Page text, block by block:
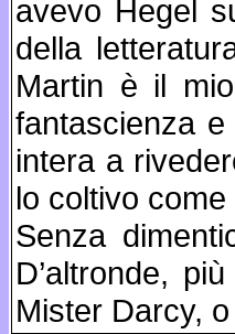
avevo Hegel
della
Martin è il
fantascienza
intera a
lo coltivo
Senza
D’altronde,
Mister Darcy,